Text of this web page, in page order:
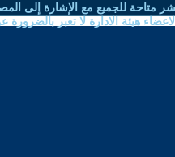
متاحة للجميع مع الإشارة إلى
هيئة الادارة لا تعبر بالضرورة